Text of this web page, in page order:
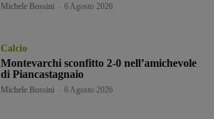
Michele Bossini 6 Agosto 2026
Calcio
Montevarchi sconfitto 2-0 nell’amichevole
di Piancastagnaio
Michele Bossini 6 Agosto 2026